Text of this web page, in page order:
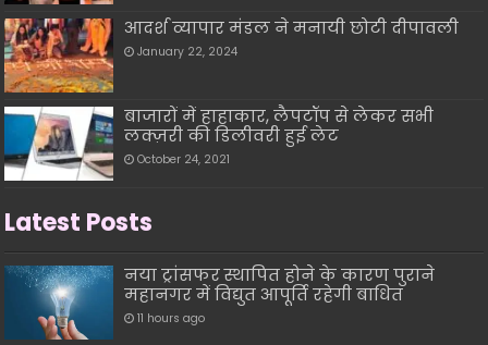
आदर्श व्यापार मंडल ने मनायी छोटी दीपावली
January 22, 2024
बाजारों में हाहाकार, लैपटॉप से लेकर सभी
लक्ज़री की डिलीवरी हुई लेट
October 24, 2021
Latest Posts
नया ट्रांसफर स्थापित होने के कारण पुराने
महानगर में विद्युत आपूर्ति रहेगी बाधित
11 hours ago